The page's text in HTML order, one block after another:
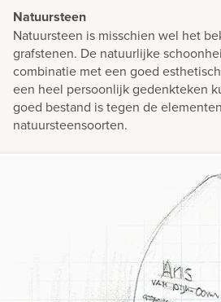
Natuursteen
Natuursteen is misschien wel het
grafstenen. De natuurlijke
combinatie met een goed
een heel persoonlijk gedenkteken
goed bestand is tegen de
natuursteensoorten.